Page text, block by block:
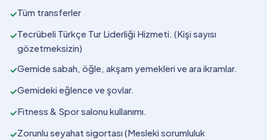
✓Tüm transferler
✓Tecrübeli Türkçe Tur Liderliği Hizmeti. (Kişi sayısı
gözetmeksizin)
✓Gemide sabah, öğle, akşam yemekleri ve ara ikramlar.
✓Gemideki eğlence ve şovlar.
✓Fitness & Spor salonu kullanımı.
✓Zorunlu seyahat sigortası (Mesleki sorumluluk